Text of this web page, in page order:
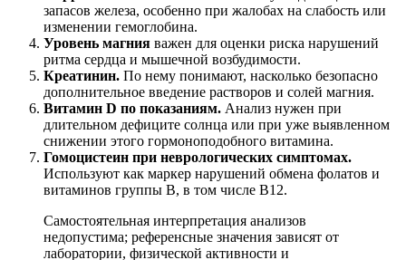
запасов железа, особенно при жалобах на слабость или
изменении гемоглобина.
Уровень магния важен для оценки риска нарушений
ритма сердца и мышечной возбудимости.
Креатинин. По нему понимают, насколько безопасно
дополнительное введение растворов и солей магния.
Витамин D по показаниям. Анализ нужен при
длительном дефиците солнца или при уже выявленном
снижении этого гормоноподобного витамина.
Гомоцистеин при неврологических симптомах.
Используют как маркер нарушений обмена фолатов и
витаминов группы B, в том числе B12.
Самостоятельная интерпретация анализов
недопустима; референсные значения зависят от
лаборатории, физической активности и